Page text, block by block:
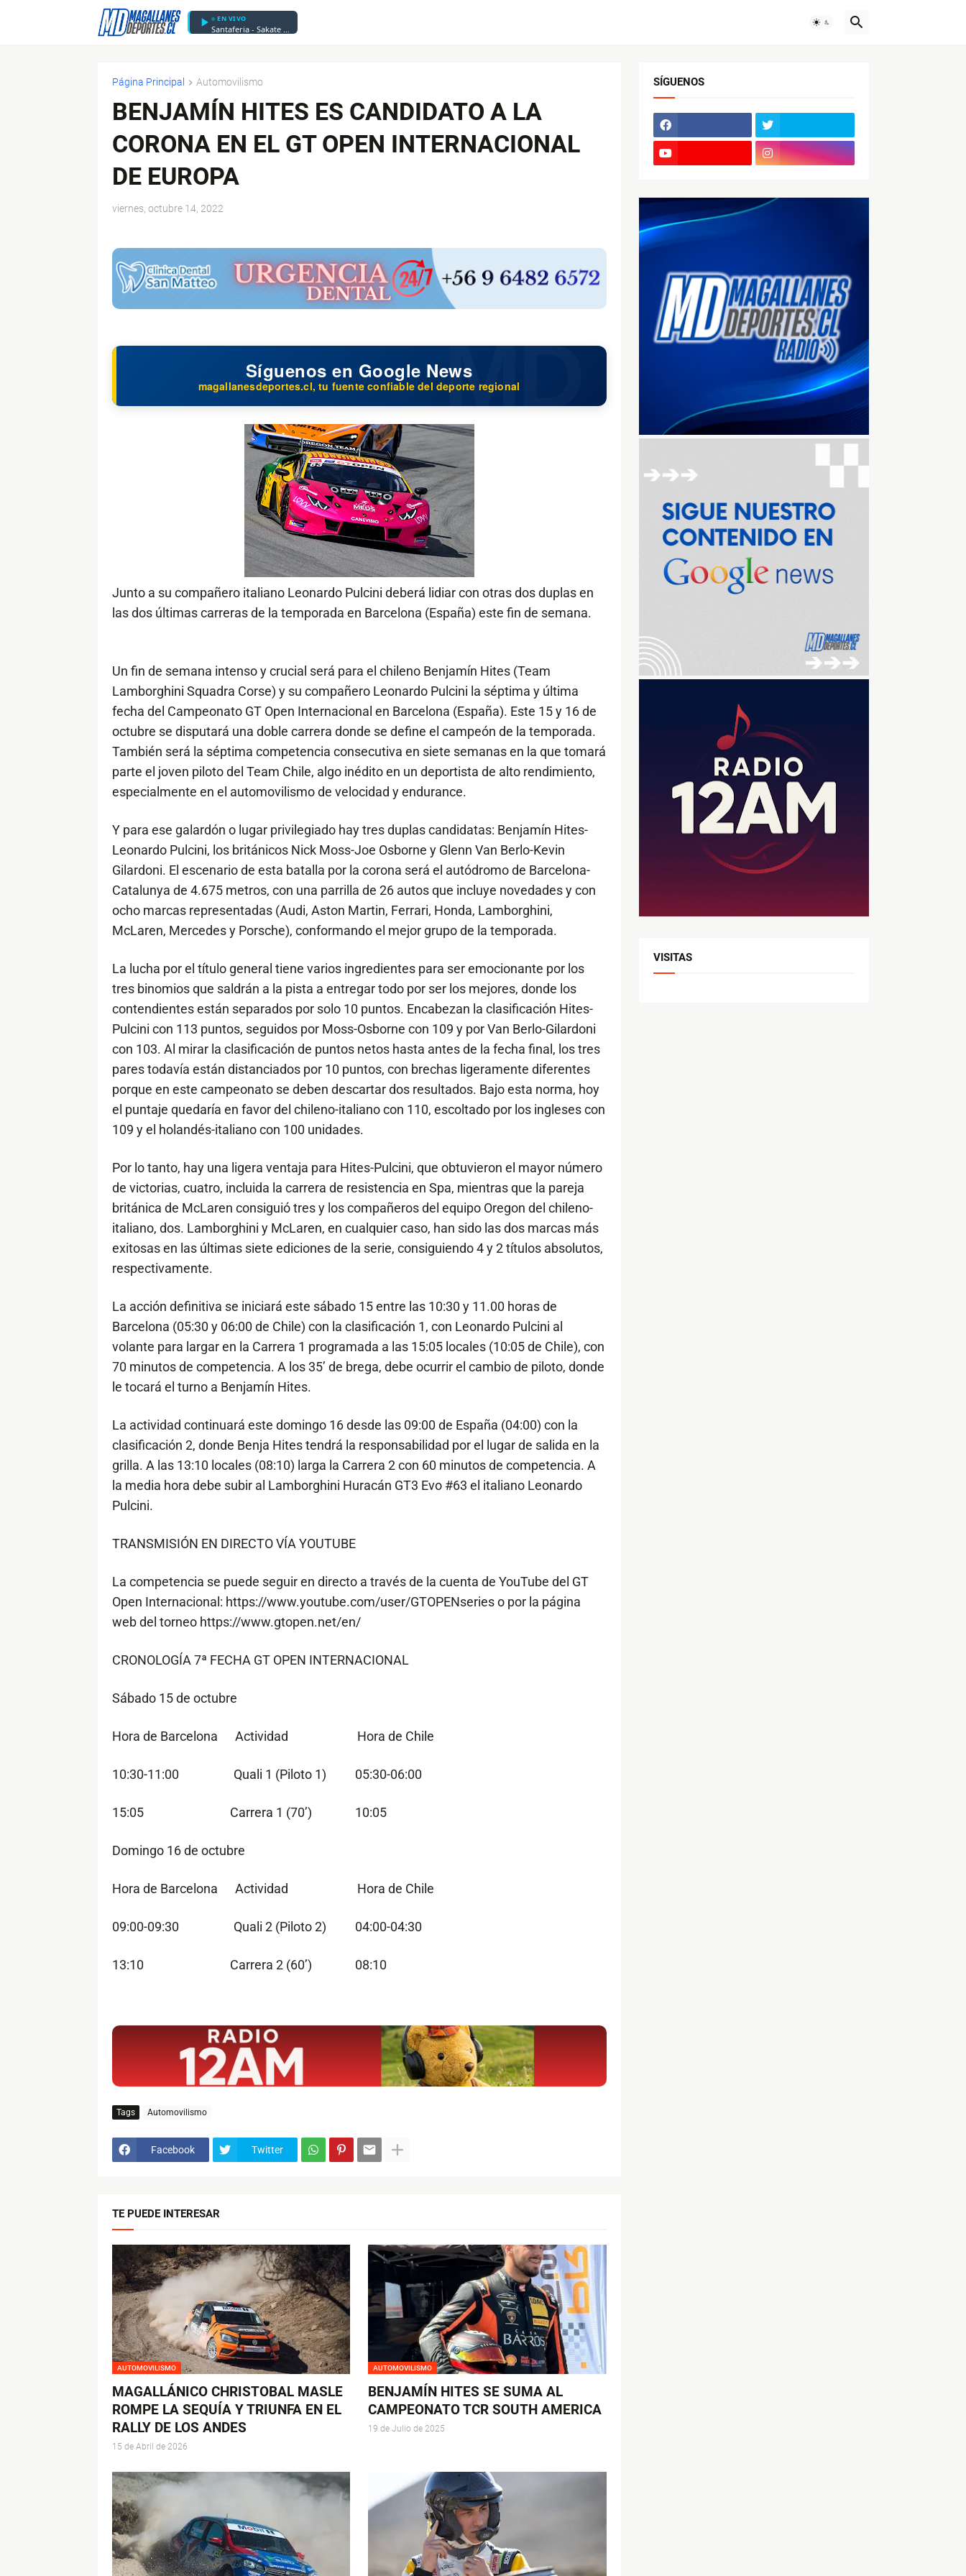
EN VIVO
Santaferia - Sakate Uno
Página Principal Automovilismo
BENJAMÍN HITES ES CANDIDATO A LA
CORONA EN EL GT OPEN INTERNACIONAL
DE EUROPA
viernes, octubre 14, 2022
Síguenos en Google News
magallanesdeportes.cl, tu fuente confiable del deporte regional
Junto a su compañero italiano Leonardo Pulcini deberá lidiar con otras dos duplas en
las dos últimas carreras de la temporada en Barcelona (España) este fin de semana.
Un fin de semana intenso y crucial será para el chileno Benjamín Hites (Team
Lamborghini Squadra Corse) y su compañero Leonardo Pulcini la séptima y última
fecha del Campeonato GT Open Internacional en Barcelona (España). Este 15 y 16 de
octubre se disputará una doble carrera donde se define el campeón de la temporada.
También será la séptima competencia consecutiva en siete semanas en la que tomará
parte el joven piloto del Team Chile, algo inédito en un deportista de alto rendimiento,
especialmente en el automovilismo de velocidad y endurance.
Y para ese galardón o lugar privilegiado hay tres duplas candidatas: Benjamín Hites-
Leonardo Pulcini, los británicos Nick Moss-Joe Osborne y Glenn Van Berlo-Kevin
Gilardoni. El escenario de esta batalla por la corona será el autódromo de Barcelona-
Catalunya de 4.675 metros, con una parrilla de 26 autos que incluye novedades y con
ocho marcas representadas (Audi, Aston Martin, Ferrari, Honda, Lamborghini,
McLaren, Mercedes y Porsche), conformando el mejor grupo de la temporada.
La lucha por el título general tiene varios ingredientes para ser emocionante por los
tres binomios que saldrán a la pista a entregar todo por ser los mejores, donde los
contendientes están separados por solo 10 puntos. Encabezan la clasificación Hites-
Pulcini con 113 puntos, seguidos por Moss-Osborne con 109 y por Van Berlo-Gilardoni
con 103. Al mirar la clasificación de puntos netos hasta antes de la fecha final, los tres
pares todavía están distanciados por 10 puntos, con brechas ligeramente diferentes
porque en este campeonato se deben descartar dos resultados. Bajo esta norma, hoy
el puntaje quedaría en favor del chileno-italiano con 110, escoltado por los ingleses con
109 y el holandés-italiano con 100 unidades.
Por lo tanto, hay una ligera ventaja para Hites-Pulcini, que obtuvieron el mayor número
de victorias, cuatro, incluida la carrera de resistencia en Spa, mientras que la pareja
británica de McLaren consiguió tres y los compañeros del equipo Oregon del chileno-
italiano, dos. Lamborghini y McLaren, en cualquier caso, han sido las dos marcas más
exitosas en las últimas siete ediciones de la serie, consiguiendo 4 y 2 títulos absolutos,
respectivamente.
La acción definitiva se iniciará este sábado 15 entre las 10:30 y 11.00 horas de
Barcelona (05:30 y 06:00 de Chile) con la clasificación 1, con Leonardo Pulcini al
volante para largar en la Carrera 1 programada a las 15:05 locales (10:05 de Chile), con
70 minutos de competencia. A los 35’ de brega, debe ocurrir el cambio de piloto, donde
le tocará el turno a Benjamín Hites.
La actividad continuará este domingo 16 desde las 09:00 de España (04:00) con la
clasificación 2, donde Benja Hites tendrá la responsabilidad por el lugar de salida en la
grilla. A las 13:10 locales (08:10) larga la Carrera 2 con 60 minutos de competencia. A
la media hora debe subir al Lamborghini Huracán GT3 Evo #63 el italiano Leonardo
Pulcini.
TRANSMISIÓN EN DIRECTO VÍA YOUTUBE
La competencia se puede seguir en directo a través de la cuenta de YouTube del GT
Open Internacional: https://www.youtube.com/user/GTOPENseries o por la página
web del torneo https://www.gtopen.net/en/
CRONOLOGÍA 7ª FECHA GT OPEN INTERNACIONAL
Sábado 15 de octubre
Hora de Barcelona Actividad Hora de Chile
10:30-11:00 Quali 1 (Piloto 1) 05:30-06:00
15:05 Carrera 1 (70’) 10:05
Domingo 16 de octubre
Hora de Barcelona Actividad Hora de Chile
09:00-09:30 Quali 2 (Piloto 2) 04:00-04:30
13:10 Carrera 2 (60’) 08:10
Tags Automovilismo
Facebook Twitter
TE PUEDE INTERESAR
AUTOMOVILISMO
MAGALLÁNICO CHRISTOBAL MASLE
ROMPE LA SEQUÍA Y TRIUNFA EN EL
RALLY DE LOS ANDES
15 de Abril de 2026
AUTOMOVILISMO
BENJAMÍN HITES SE SUMA AL
CAMPEONATO TCR SOUTH AMERICA
19 de Julio de 2025
SÍGUENOS
VISITAS